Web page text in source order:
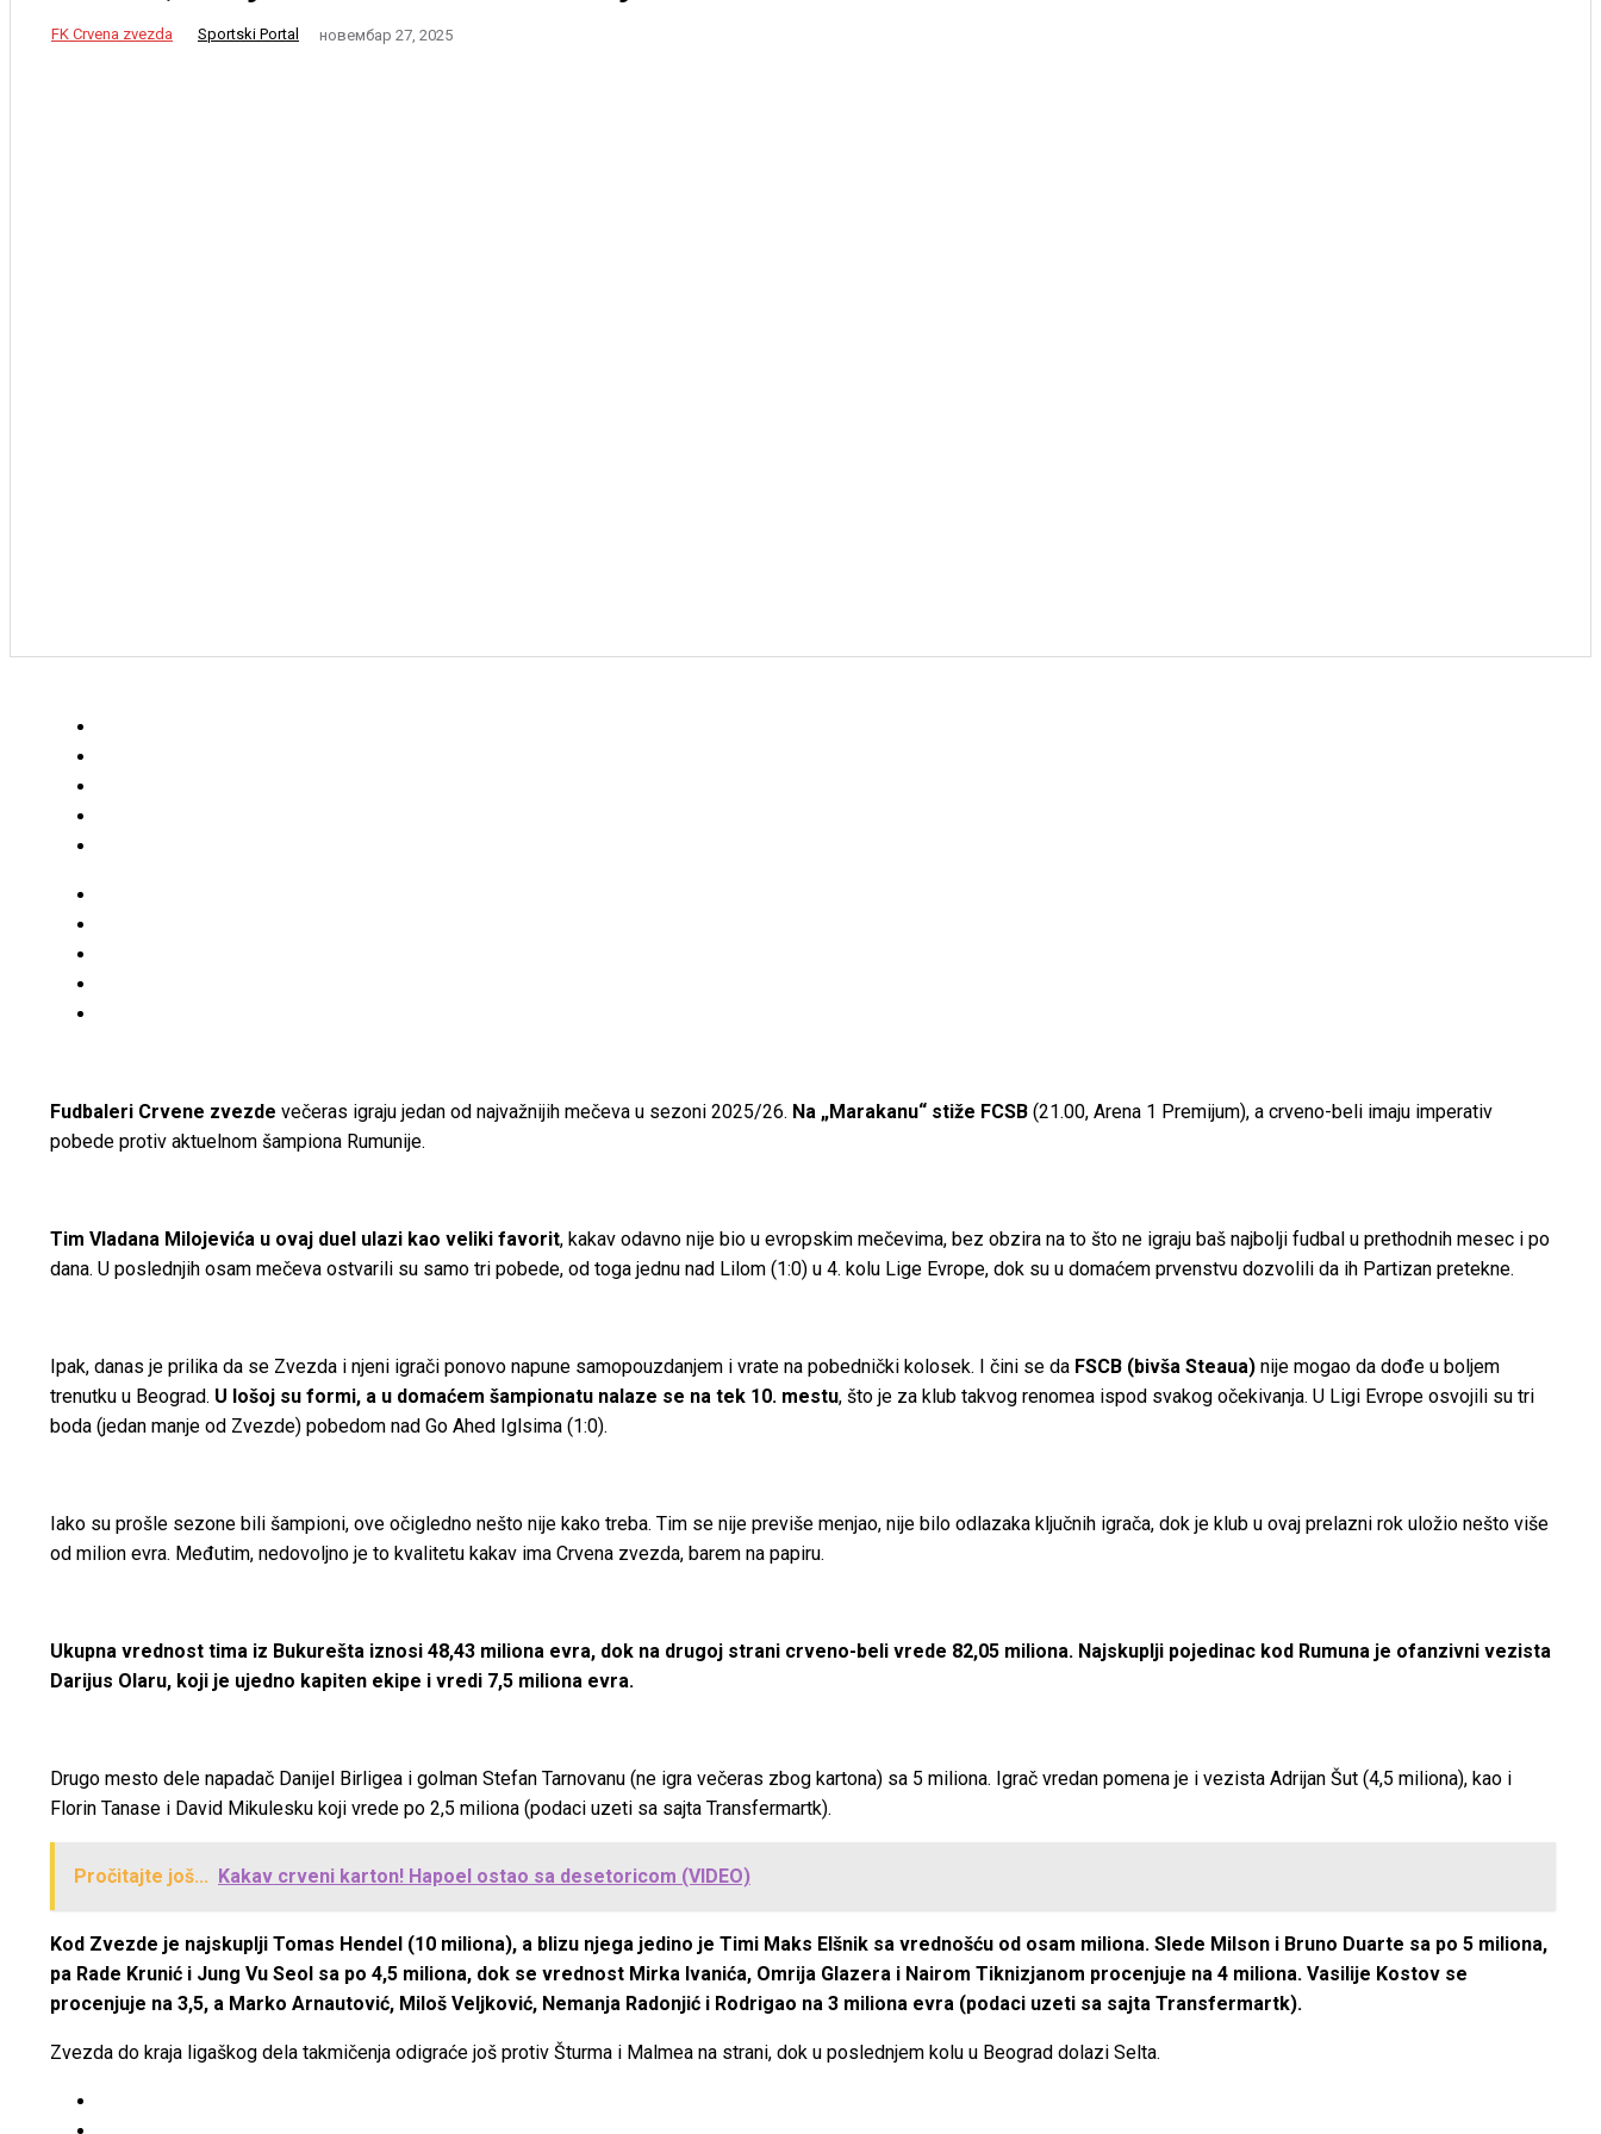
FK Crvena zvezda Sportski Portal новембар 27, 2025
Fudbaleri Crvene zvezde večeras igraju jedan od najvažnijih mečeva u sezoni 2025/26. Na „Marakanu“ stiže FCSB (21.00, Arena 1 Premijum), a crveno-beli imaju imperativ
pobede protiv aktuelnom šampiona Rumunije.
Tim Vladana Milojevića u ovaj duel ulazi kao veliki favorit, kakav odavno nije bio u evropskim mečevima, bez obzira na to što ne igraju baš najbolji fudbal u prethodnih mesec i po
dana. U poslednjih osam mečeva ostvarili su samo tri pobede, od toga jednu nad Lilom (1:0) u 4. kolu Lige Evrope, dok su u domaćem prvenstvu dozvolili da ih Partizan pretekne.
Ipak, danas je prilika da se Zvezda i njeni igrači ponovo napune samopouzdanjem i vrate na pobednički kolosek. I čini se da FSCB (bivša Steaua) nije mogao da dođe u boljem
trenutku u Beograd. U lošoj su formi, a u domaćem šampionatu nalaze se na tek 10. mestu, što je za klub takvog renomea ispod svakog očekivanja. U Ligi Evrope osvojili su tri
boda (jedan manje od Zvezde) pobedom nad Go Ahed Iglsima (1:0).
Iako su prošle sezone bili šampioni, ove očigledno nešto nije kako treba. Tim se nije previše menjao, nije bilo odlazaka ključnih igrača, dok je klub u ovaj prelazni rok uložio nešto više
od milion evra. Međutim, nedovoljno je to kvalitetu kakav ima Crvena zvezda, barem na papiru.
Ukupna vrednost tima iz Bukurešta iznosi 48,43 miliona evra, dok na drugoj strani crveno-beli vrede 82,05 miliona. Najskuplji pojedinac kod Rumuna je ofanzivni vezista
Darijus Olaru, koji je ujedno kapiten ekipe i vredi 7,5 miliona evra.
Drugo mesto dele napadač Danijel Birligea i golman Stefan Tarnovanu (ne igra večeras zbog kartona) sa 5 miliona. Igrač vredan pomena je i vezista Adrijan Šut (4,5 miliona), kao i
Florin Tanase i David Mikulesku koji vrede po 2,5 miliona (podaci uzeti sa sajta Transfermartk).
Pročitajte još... Kakav crveni karton! Hapoel ostao sa desetoricom (VIDEO)
Kod Zvezde je najskuplji Tomas Hendel (10 miliona), a blizu njega jedino je Timi Maks Elšnik sa vrednošću od osam miliona. Slede Milson i Bruno Duarte sa po 5 miliona,
pa Rade Krunić i Jung Vu Seol sa po 4,5 miliona, dok se vrednost Mirka Ivanića, Omrija Glazera i Nairom Tiknizjanom procenjuje na 4 miliona. Vasilije Kostov se
procenjuje na 3,5, a Marko Arnautović, Miloš Veljković, Nemanja Radonjić i Rodrigao na 3 miliona evra (podaci uzeti sa sajta Transfermartk).
Zvezda do kraja ligaškog dela takmičenja odigraće još protiv Šturma i Malmea na strani, dok u poslednjem kolu u Beograd dolazi Selta.